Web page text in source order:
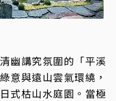
幽講究氛圍的「平溪
意與遠山雲氣環繞，
式枯山水庭園。當極